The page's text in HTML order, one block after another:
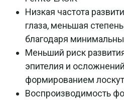
Низкая частота
глаза, меньшая
благодаря
Меньший риск
эпителия и
формированием
Воспроизводимость